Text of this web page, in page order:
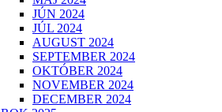
JÚN 2024
JÚL 2024
AUGUST 2024
SEPTEMBER 2024
OKTÓBER 2024
NOVEMBER 2024
DECEMBER 2024